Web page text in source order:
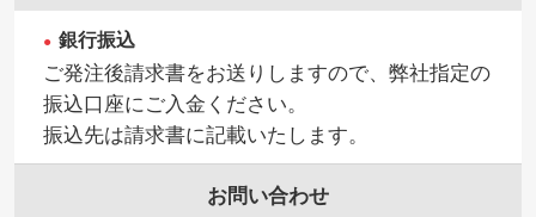
銀行振込
ご発注後請求書をお送りしますので、弊社指定の
振込口座にご入金ください。
振込先は請求書に記載いたします。
お問い合わせ